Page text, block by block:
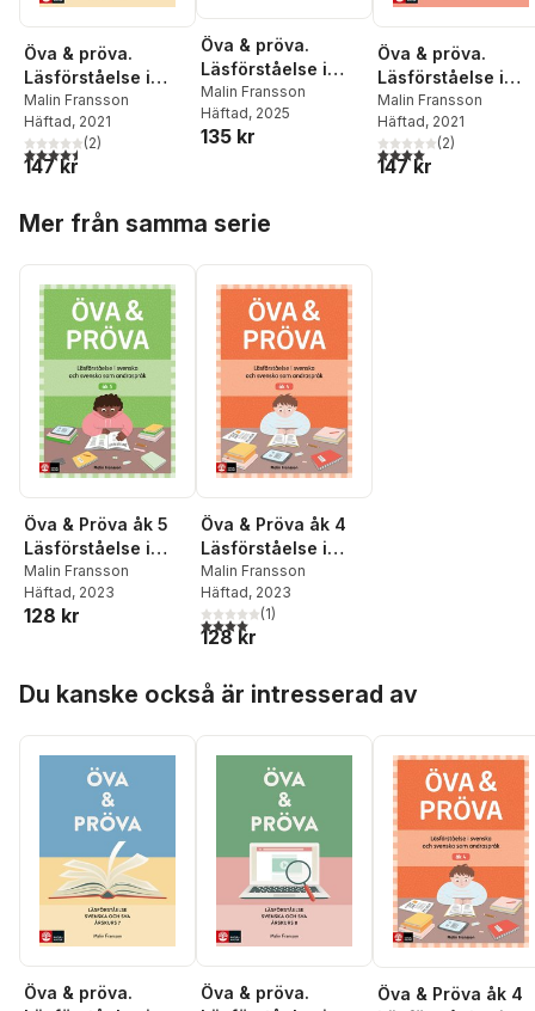
Öva & pröva.
Läsförståelse i
svenska och sva
årskurs 7
Malin Fransson
Häftad, 2021
4,5utav 5 stjärnor. Totalt antal röster:
(2)
147 kr
Öva & pröva.
Läsförståelse i
svenska och sva
nivå 1, bok B
Malin Fransson
Häftad, 2025
135 kr
Öva & pröva.
Läsförståelse i
svenska och sva
årskurs 9
Malin Fransson
Häftad, 2021
4,0utav 5 stjärnor.
(2)
147 kr
Mer från samma serie
Öva & Pröva åk 5
Läsförståelse i
svenska och
svenska som
andraspråk
Malin Fransson
Häftad, 2023
128 kr
Öva & Pröva åk 4
Läsförståelse i
svenska och
svenska som
andraspråk
Malin Fransson
Häftad, 2023
4,0utav 5 stjärnor. Totalt antal röster:
(1)
128 kr
Du kanske också är intresserad av
Öva & pröva.
Öva & pröva.
Öva & Pröva åk 4